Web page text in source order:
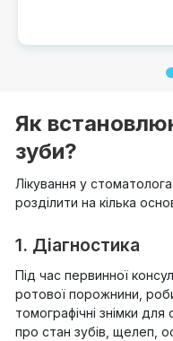
Як
зуби?
Лікування у
розділити на кілька
1. Діагностика
Під час первинної
ротової порожнини,
томографічні знімки
про стан зубів, щелеп,